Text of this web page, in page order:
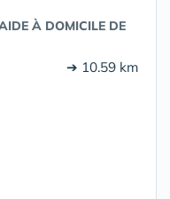
À DOMICILE DE
➔ 10.59 km